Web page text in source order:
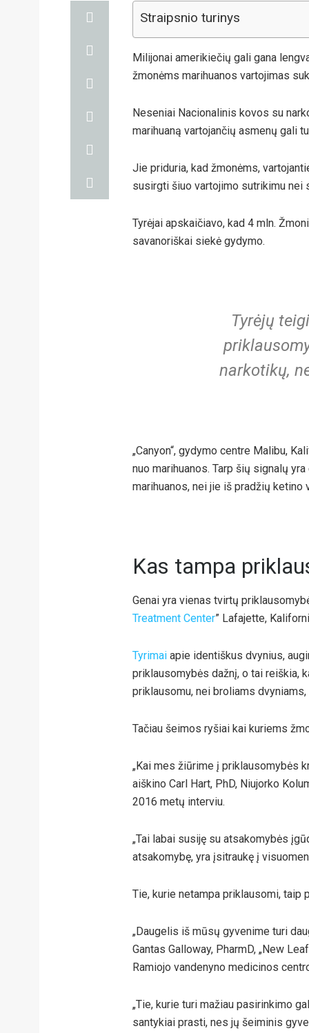
Straipsnio turinys
Milijonai amerikiečių gali gana
žmonėms marihuanos vartojimas
Neseniai Nacionalinis kovos su
marihuaną vartojančių asmenų gali
Jie priduria, kad žmonėms,
susirgti šiuo vartojimo sutrikimu nei
Tyrėjai apskaičiavo, kad 4 mln.
savanoriškai siekė gydymo.
Tyrėjų
narkotikų,
„Canyon“, gydymo centre Malibu,
nuo marihuanos. Tarp šių signalų
marihuanos, nei jie iš pradžių ketino
Kas tampa
Genai yra vienas tvirtų
Treatment Center” Lafajette,
Tyrimai apie identiškus dvynius,
priklausomybės dažnį, o tai reiškia,
priklausomu, nei broliams
Tačiau šeimos ryšiai kai kuriems
„Kai mes žiūrime į priklausomybės
aiškino Carl Hart, PhD, Niujorko
2016 metų interviu.
„Tai labai susiję su atsakomybės
atsakomybę, yra įsitraukę į
Tie, kurie netampa priklausomi, taip
„Daugelis iš mūsų gyvenime turi
Gantas Galloway, PharmD, „New
Ramiojo vandenyno medicinos
„Tie, kurie turi mažiau pasirinkimo
santykiai prasti, nes jų šeiminis